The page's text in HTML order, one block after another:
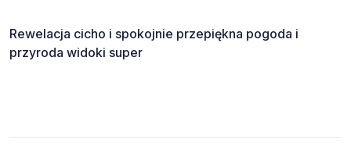
Rewelacja cicho i spokojnie przepiękna pogoda i
przyroda widoki super